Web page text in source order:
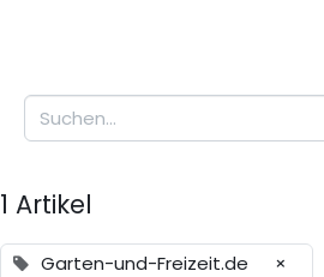
1 Artikel
Garten-und-Freizeit.de ×